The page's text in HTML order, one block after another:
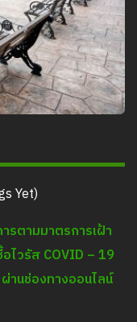
Yet)
รตามมาตรการเฝ้า
ไวรัส COVID – 19
านช่องทางออนไลน์